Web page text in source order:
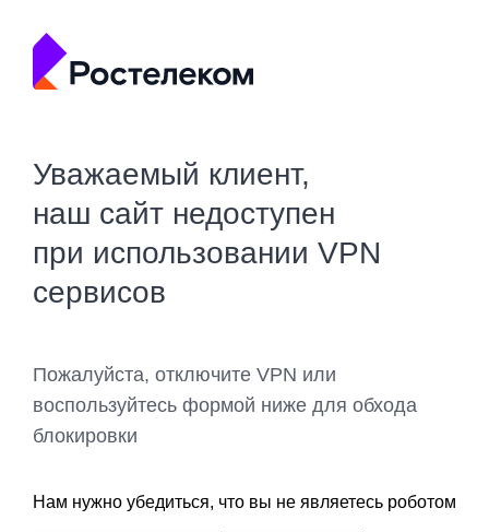
Уважаемый клиент,
наш сайт недоступен
при использовании VPN
сервисов
Пожалуйста, отключите VPN или
воспользуйтесь формой ниже для обхода
блокировки
Нам нужно убедиться, что вы не являетесь роботом